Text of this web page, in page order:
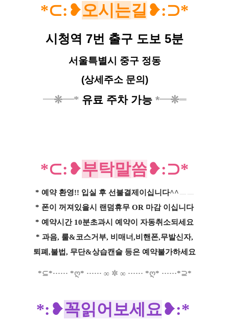
*⊂:❥오시는길 ❥:⊃*
시청역 7번 출구 도보 5분
서울특별시 중구 정동
(상세주소 문의)
━❊━* 유료 주차 가능 *━❊━
*⊂:❥부탁말씀❥:⊃*
* 예약 환영!! 입실 후 선불결제이십니다^^
* 폰이 꺼져있을시 랜덤휴무 OR 마감 이십니다
* 예약시간 10분초과시 예약이 자동취소되세요
* 과음, 룰&코스거부, 비매너,비핸폰,무발신자,
퇴폐,불법, 무단&상습캔슬 등은 예약불가하세요
*⊆*······ *ღ* ······ ∞ ✲ ∞ ······ *ღ* ······*⊇*
*:❥꼭읽어보세요❥:*